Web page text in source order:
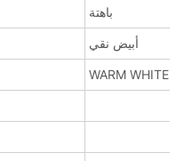
باهتة
أبيض نقي
WARM WHITE